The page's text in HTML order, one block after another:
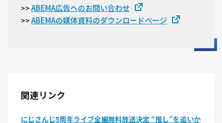
>> ABEMA広告へのお問い合わせ
>> ABEMAの媒体資料のダウンロードページ
関連リンク
にじさんじ5周年ライブ全編無料放送決定 “推し”を追いか